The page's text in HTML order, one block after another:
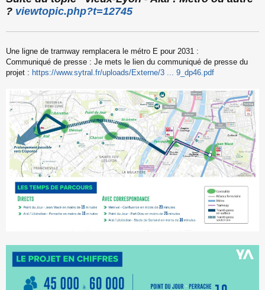
g
n
o
n
? viewtopic.php?t=12745
Une ligne de tramway remplacera le métro E pour 2031 :
Communiqué de presse : Je mets le lien du communiqué de presse du
projet : https://www.sytral.fr/uploads/Externe/3 ... 9_dp46.pdf